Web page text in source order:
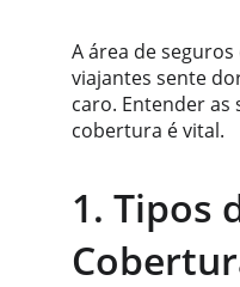
A área de
viajantes sente
caro. Entender as
cobertura é vital.
1. Tipos